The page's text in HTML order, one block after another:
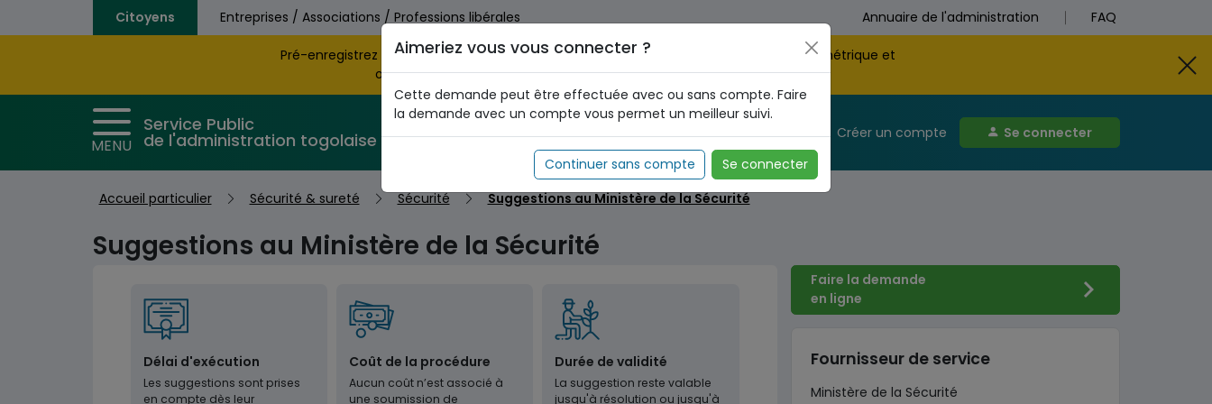
Aller au contenu principal
Citoyens Entreprises / Associations / Professions libérales Annuaire de l'administration FAQ
Pré-enregistrez vous dès maintenant pour le programme national d'identification biométrique et
obtenez votre Numéro d'Identification Unique (NIU) en cliquantICI.
MENU
Service Public
de l'administration togolaise Créer un compte Se connecter
Accueil particulier Sécurité & sureté Sécurité Suggestions au Ministère de la Sécurité
Suggestions au Ministère de la Sécurité
Délai d'exécution
Les suggestions sont prises
en compte dès leur
Coût de la procédure
Aucun coût n’est associé à
une soumission de
Durée de validité
La suggestion reste valable
jusqu'à résolution ou jusqu'à
Faire la demande
en ligne
Fournisseur de service
Ministère de la Sécurité
Aimeriez vous vous connecter ?
Cette demande peut être effectuée avec ou sans compte. Faire
la demande avec un compte vous permet un meilleur suivi.
Continuer sans compte Se connecter